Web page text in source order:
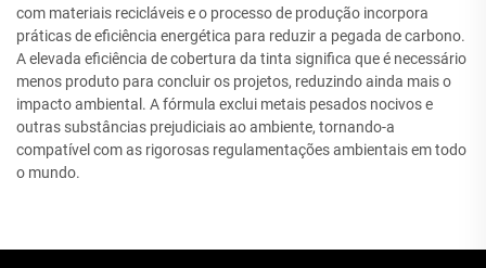
com materiais recicláveis e o processo de produção incorpora
práticas de eficiência energética para reduzir a pegada de carbono.
A elevada eficiência de cobertura da tinta significa que é necessário
menos produto para concluir os projetos, reduzindo ainda mais o
impacto ambiental. A fórmula exclui metais pesados nocivos e
outras substâncias prejudiciais ao ambiente, tornando-a
compatível com as rigorosas regulamentações ambientais em todo
o mundo.